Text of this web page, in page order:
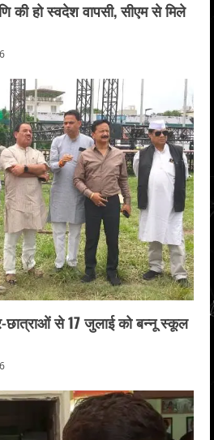
हो स्वदेश वापसी, सीएम से मिले
छात्राओं से 17 जुलाई को बन्नू स्कूल